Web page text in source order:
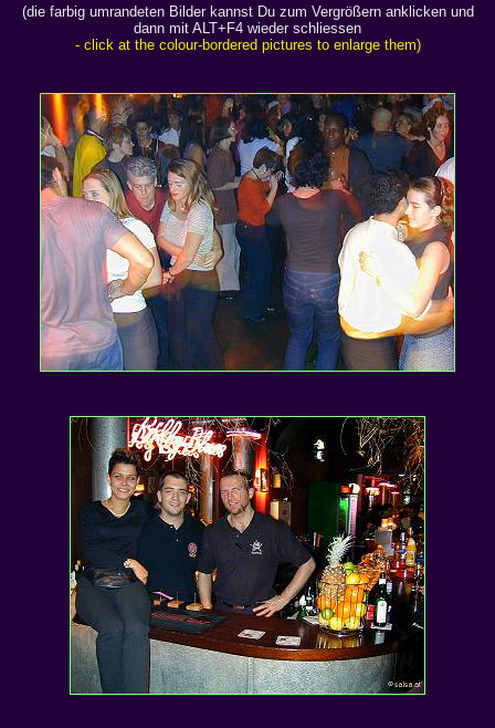
(die farbig umrandeten Bilder kannst Du zum Vergrößern anklicken und
dann mit ALT+F4 wieder schliessen
- click at the colour-bordered pictures to enlarge them)